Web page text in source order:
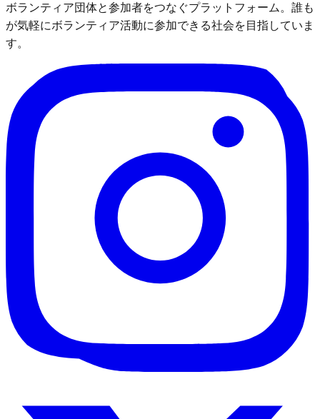
ボランティア団体と参加者をつなぐプラットフォーム。誰も
が気軽にボランティア活動に参加できる社会を目指していま
す。